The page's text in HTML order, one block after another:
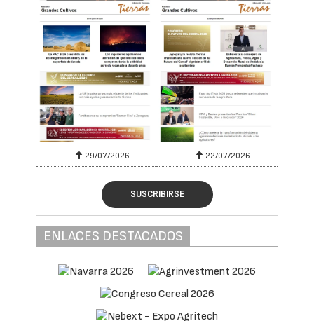
29/07/2026 22/07/2026
SUSCRIBIRSE
ENLACES DESTACADOS